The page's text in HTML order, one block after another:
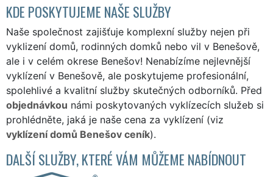
KDE POSKYTUJEME NAŠE SLUŽBY
Naše společnost zajišťuje komplexní služby nejen při
vyklizení domů, rodinných domků nebo vil v Benešově,
ale i v celém okrese Benešov! Nenabízíme nejlevnější
vyklízení v Benešově, ale poskytujeme profesionální,
spolehlivé a kvalitní služby skutečných odborníků. Před
objednávkou námi poskytovaných vyklízecích služeb si
prohlédněte, jaká je naše cena za vyklízení (viz
vyklízení domů Benešov ceník).
DALŠÍ SLUŽBY, KTERÉ VÁM MŮŽEME NABÍDNOUT